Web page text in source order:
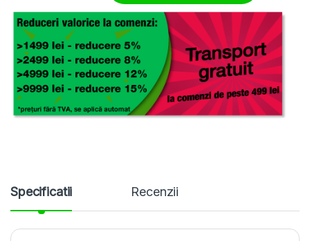
Specificatii Recenzii